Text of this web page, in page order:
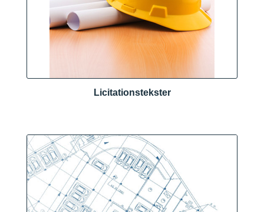
Licitationstekster